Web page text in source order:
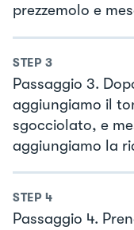
prezzemolo e
STEP 3
Passaggio 3.
aggiungiamo il
sgocciolato, e
aggiungiamo la
STEP 4
Passaggio 4.